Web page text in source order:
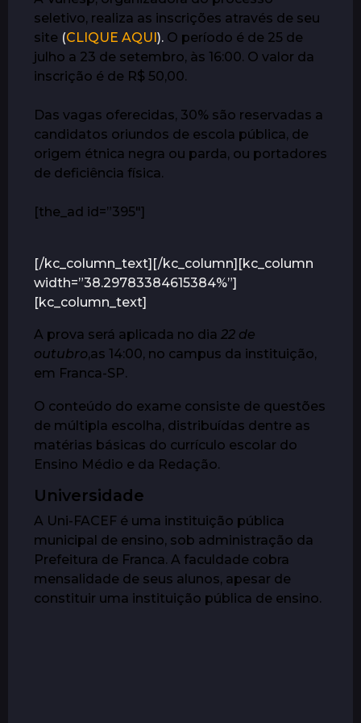
seletivo, realiza as inscrições através de seu
site (CLIQUE AQUI). O período é de 25 de
julho a 23 de setembro, às 16:00. O valor da
inscrição é de R$ 50,00.
Das vagas oferecidas, 30% são reservadas a
candidatos oriundos de escola pública, de
origem étnica negra ou parda, ou portadores
de deficiência física.
[the_ad id=”395″]
[/kc_column_text][/kc_column][kc_column
width=”38.29783384615384%”]
[kc_column_text]
A prova será aplicada no dia 22 de
outubro,as 14:00, no campus da instituição,
em Franca-SP.
O conteúdo do exame consiste de questões
de múltipla escolha, distribuídas dentre as
matérias básicas do currículo escolar do
Ensino Médio e da Redação.
Universidade
A Uni-FACEF é uma instituição pública
municipal de ensino, sob administração da
Prefeitura de Franca. A faculdade cobra
mensalidade de seus alunos, apesar de
constituir uma instituição pública de ensino.